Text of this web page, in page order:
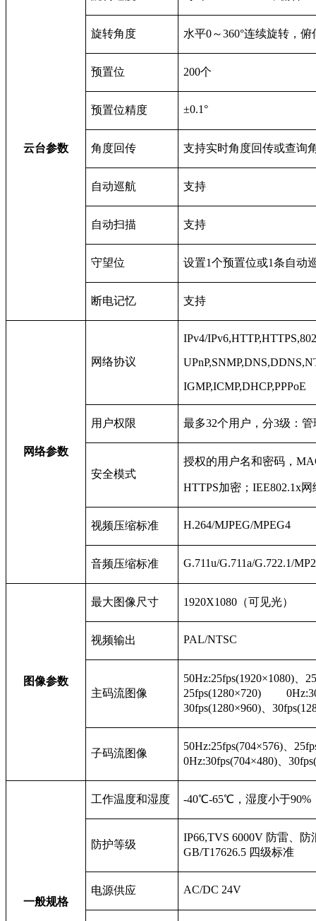
云台参数
旋转角度 水平0～360°连续旋转，俯
预置位 200个
预置位精度 ±0.1°
角度回传 支持实时角度回传或查询
自动巡航 支持
自动扫描 支持
守望位 设置1个预置位或1条自动
断电记忆 支持
网络参数
网络协议
IPv4/
IGMP,ICMP,DHCP,PPPoE
用户权限 最多32个用户，分3级：
安全模式
授权的用户名和密码，
HTTPS加密；IEE802.1x
视频压缩标准 H.264/MJPEG/MPEG4
音频压缩标准 G.711u/G.711a/G.722.1/
图像参数
最大图像尺寸 1920X1080 （可见光）
视频输出 PAL/NTSC
主码流图像
50Hz:25fps(1920×1080) 、
25fps(1280×720)
30fps(1280×960)、
子码流图像
50Hz:25fps(704×576) 、
0Hz:30fps(704×480)、
一般规格
工作温度和湿度 -40℃-65℃，湿度小于90%
防护等级
IP66,TVS 6000V 防雷、防
GB/T17626.5 四级标准
电源供应 AC/DC 24V